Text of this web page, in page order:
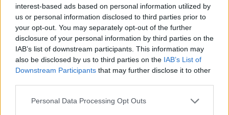
interest-based ads based on personal information utilized by
us or personal information disclosed to third parties prior to
your opt-out. You may separately opt-out of the further
disclosure of your personal information by third parties on the
IAB’s list of downstream participants. This information may
also be disclosed by us to third parties on the IAB’s List of
Downstream Participants that may further disclose it to other
Please note that this website/app uses one or more Google
Personal Data Processing Opt Outs
16 ΣΧΌΛΙΑ ΑΝΑΓΝΩΣΤΏΝ